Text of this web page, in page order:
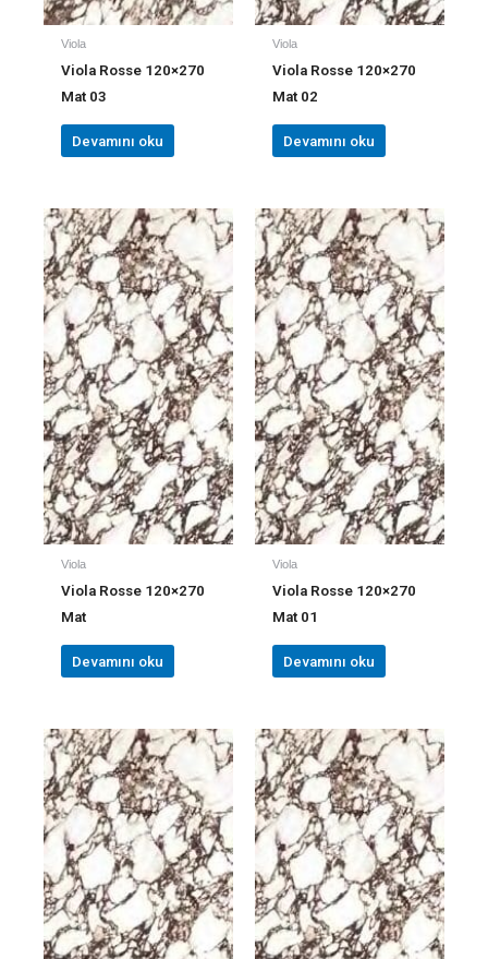
Viola
Viola Rosse 120×270
Mat 03
Devamını oku
Viola
Viola Rosse 120×270
Mat 02
Devamını oku
Viola
Viola Rosse 120×270
Mat
Devamını oku
Viola
Viola Rosse 120×270
Mat 01
Devamını oku